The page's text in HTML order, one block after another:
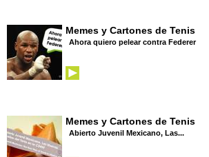
Memes y Cartones de Tenis
Ahora quiero pelear contra Federer
Memes y Cartones de Tenis
Abierto Juvenil Mexicano, Las...